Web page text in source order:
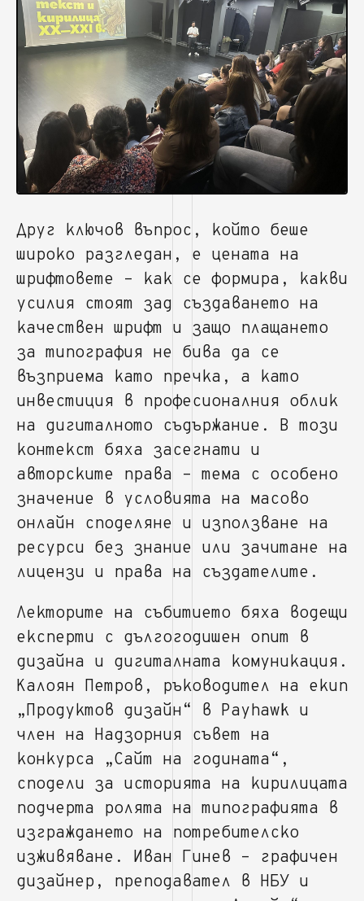
Друг ключов въпрос, който беше
широко разгледан, е цената на
шрифтовете – как се формира, какви
усилия стоят зад създаването на
качествен шрифт и защо плащането
за типография не бива да се
възприема като пречка, а като
инвестиция в професионалния облик
на дигиталното съдържание. В този
контекст бяха засегнати и
авторските права – тема с особено
значение в условията на масово
онлайн споделяне и използване на
ресурси без знание или зачитане на
лицензи и права на създателите.
Лекторите на събитието бяха водещи
експерти с дългогодишен опит в
дизайна и дигиталната комуникация.
Калоян Петров, ръководител на екип
„Продуктов дизайн“ в Payhawk и
член на Надзорния съвет на
конкурса „Сайт на годината“,
сподели за историята на кирилицата
подчерта ролята на типографията в
изграждането на потребителско
изживяване. Иван Гинев – графичен
дизайнер, преподавател в НБУ и